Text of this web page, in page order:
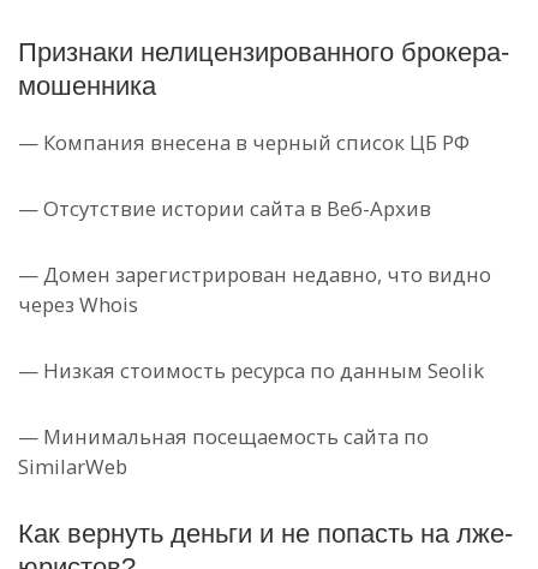
Признаки нелицензированного брокера-
мошенника
— Компания внесена в черный список ЦБ РФ
— Отсутствие истории сайта в Веб-Архив
— Домен зарегистрирован недавно, что видно
через Whois
— Низкая стоимость ресурса по данным Seolik
— Минимальная посещаемость сайта по
SimilarWeb
Как вернуть деньги и не попасть на лже-